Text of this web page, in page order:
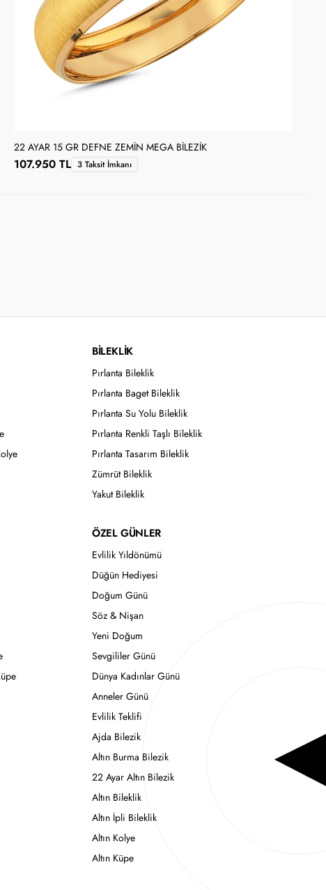
22 AYAR 15 GR DEFNE ZEMIN MEGA BILEZIK
107.950 TL 3 Taksit İmkanı
BİLEKLİK
Pırlanta Bileklik
Pırlanta Baget Bileklik
Pırlanta Su Yolu Bileklik
Pırlanta Renkli Taşlı Bileklik
Pırlanta Tasarım Bileklik
Zümrüt Bileklik
Yakut Bileklik
ÖZEL GÜNLER
Evlilik Yıldönümü
Düğün Hediyesi
Doğum Günü
Söz & Nişan
Yeni Doğum
Sevgililer Günü
Dünya Kadınlar Günü
Anneler Günü
Evlilik Teklifi
Ajda Bilezik
Altın Burma Bilezik
22 Ayar Altın Bilezik
Altın Bileklik
Altın İpli Bileklik
Altın Kolye
Altın Küpe